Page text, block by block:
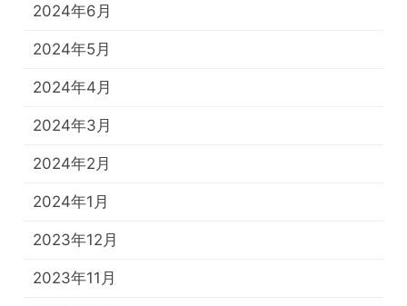
2024年6月
2024年5月
2024年4月
2024年3月
2024年2月
2024年1月
2023年12月
2023年11月